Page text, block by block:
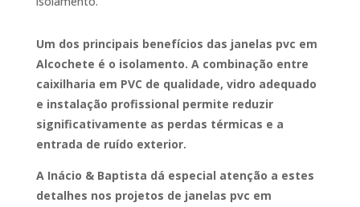
Um dos principais benefícios das janelas pvc em
Alcochete é o isolamento. A combinação entre
caixilharia em PVC de qualidade, vidro adequado
e instalação profissional permite reduzir
significativamente as perdas térmicas e a
entrada de ruído exterior.
A Inácio & Baptista dá especial atenção a estes
detalhes nos projetos de janelas pvc em